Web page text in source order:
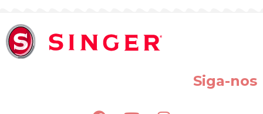
Siga-nos